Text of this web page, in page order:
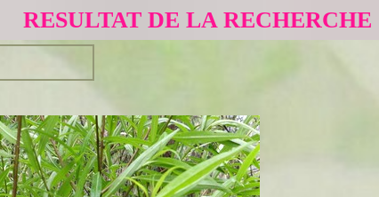
RESULTAT DE LA RECHERCHE